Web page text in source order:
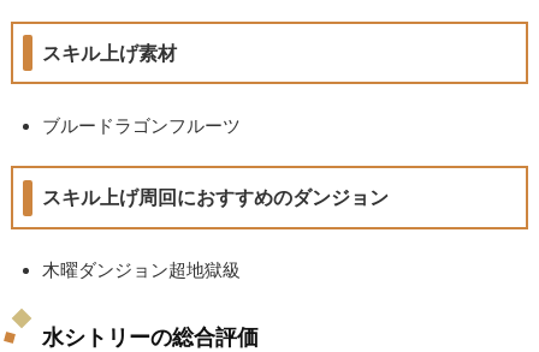
スキル上げ素材
ブルードラゴンフルーツ
スキル上げ周回におすすめのダンジョン
木曜ダンジョン超地獄級
水シトリーの総合評価